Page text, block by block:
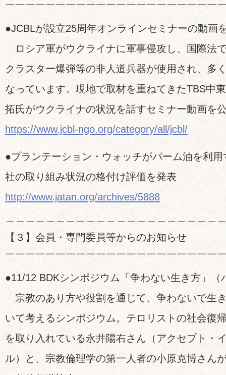
￣￣￣￣￣￣￣￣￣￣￣￣￣￣￣￣￣￣￣￣￣
●JCBLが設立25周年オンラインセミナーの動画
ロシア軍がウクライナに軍事侵攻し、国際法
クラスター爆弾等の非人道兵器が使用され、多
なっています。現地で取材を重ねてきたTBS中
拓氏がウクライナの状況を話すセミナー動画を
https://www.jcbl-ngo.org/category/all/jcbl/
●プランテーション・ウォッチがパーム油を利
社の取り組み状況の格付け評価を発表
http://www.jatan.org/archives/5888
【３】会員・専門委員等からのお知らせ
￣￣￣￣￣￣￣￣￣￣￣￣￣￣￣￣￣￣￣￣￣
●11/12 BDKシンポジウム「争わない生き方」（
宗教のあり方や役割を通じて、争わないで生
いて考えるシンポジウム。テロリストの社会復
を取り入れている永井陽右さん（アクセプト・
ル）と、宗教倫理学の第一人者の小原克博さん